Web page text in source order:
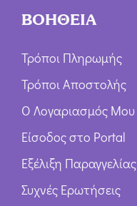
ΒΟΗΘΕΙΑ
Τρόποι Πληρωμής
Τρόποι Αποστολής
Ο Λογαριασμός Μου
Είσοδος στο Portal
Εξέλιξη Παραγγελίας
Συχνές Ερωτήσεις